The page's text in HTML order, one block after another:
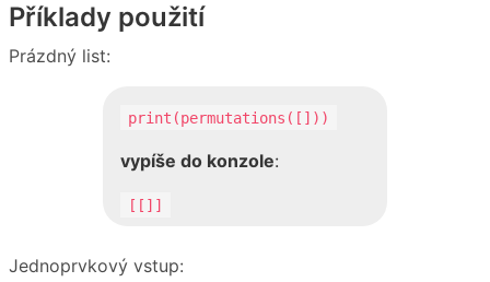
Příklady použití
Prázdný list:
print(permutations([]))
vypíše do konzole:
[[]]
Jednoprvkový vstup: